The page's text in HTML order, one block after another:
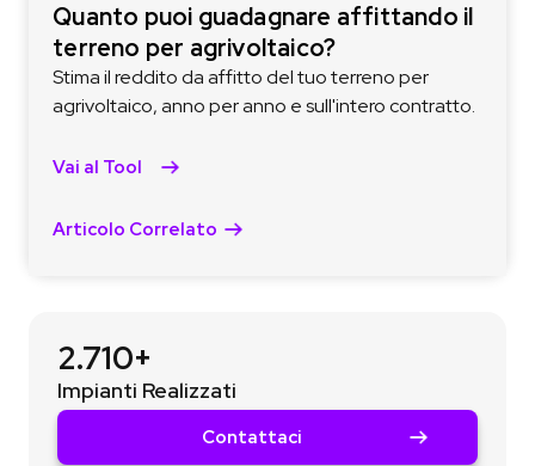
Quanto puoi guadagnare affittando il
terreno per agrivoltaico?
Stima il reddito da affitto del tuo terreno per
agrivoltaico, anno per anno e sull'intero contratto.
Vai al Tool
Articolo Correlato
2.710+
Impianti Realizzati
Contattaci